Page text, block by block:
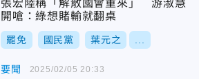
張宏陸稱「解散國會重來」 游淑慧
開嗆：綠想賭輸就翻桌
罷免 國民黨 葉元之
要聞 2025/02/05 20:33